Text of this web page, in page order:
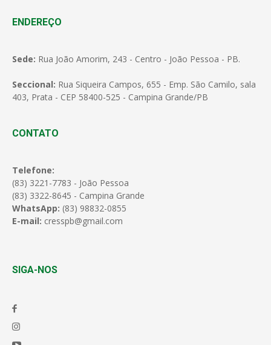
ENDEREÇO
Sede: Rua João Amorim, 243 - Centro - João Pessoa - PB.
Seccional: Rua Siqueira Campos, 655 - Emp. São Camilo, sala
403, Prata - CEP 58400-525 - Campina Grande/PB
CONTATO
Telefone:
(83) 3221-7783 - João Pessoa
(83) 3322-8645 - Campina Grande
WhatsApp: (83) 98832-0855
E-mail: cresspb@gmail.com
SIGA-NOS